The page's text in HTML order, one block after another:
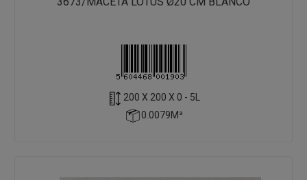
200 X 200 X 0 - 5L
0.0079M³